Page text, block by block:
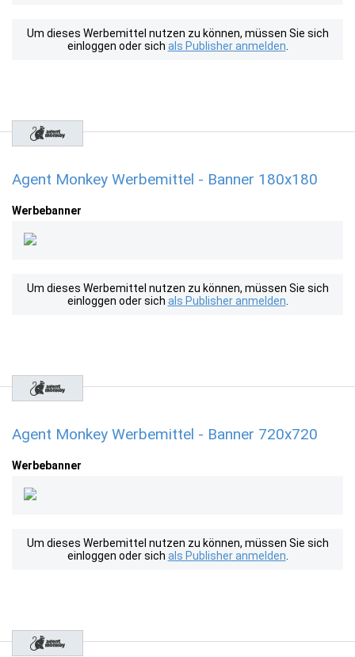
Um dieses Werbemittel nutzen zu können, müssen Sie sich
einloggen oder sich als Publisher anmelden
Agent Monkey Werbemittel - Banner 180x180
Werbebanner
Um dieses Werbemittel nutzen zu können, müssen Sie sich
einloggen oder sich als Publisher anmelden
Agent Monkey Werbemittel - Banner 720x720
Werbebanner
Um dieses Werbemittel nutzen zu können, müssen Sie sich
einloggen oder sich als Publisher anmelden